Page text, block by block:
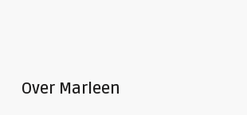
Over Marleen